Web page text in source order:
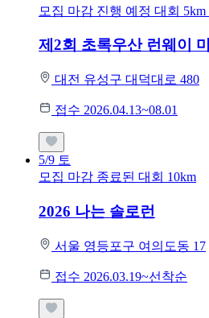
모집 마감 진행 예정 대회 5km
제2회 초록우산 런웨이
대전 유성구 대덕대로 480
접수 2026.04.13~08.01
5/9 토
모집 마감 종료된 대회 10km
2026 나는 솔로런
서울 영등포구 여의도동 17
접수 2026.03.19~선착순